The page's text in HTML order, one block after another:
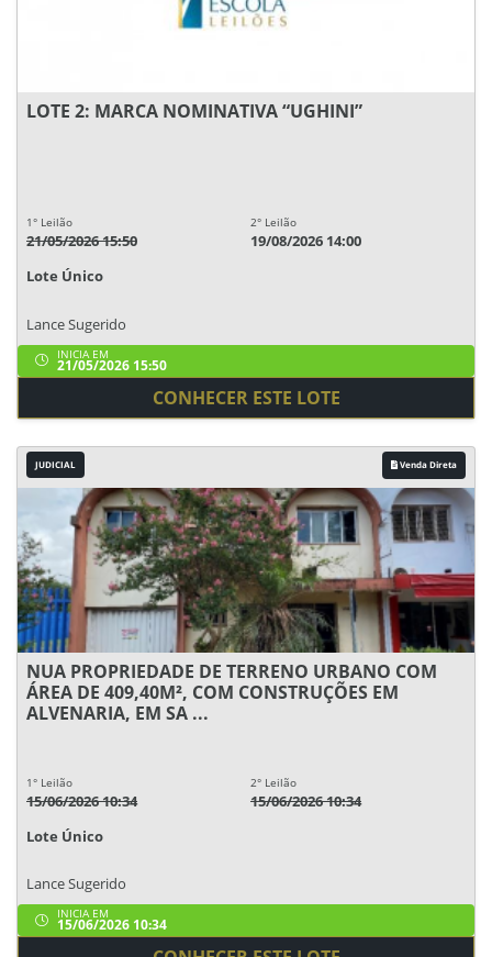
LOTE 2: MARCA NOMINATIVA “UGHINI”
1° Leilão
21/05/2026 15:50
2° Leilão
19/08/2026 14:00
Lote Único
Lance Sugerido
INICIA EM
21/05/2026 15:50
CONHECER ESTE LOTE
JUDICIAL Venda Direta
NUA PROPRIEDADE DE TERRENO URBANO COM
ÁREA DE 409,40M², COM CONSTRUÇÕES EM
ALVENARIA, EM SA ...
1° Leilão
15/06/2026 10:34
2° Leilão
15/06/2026 10:34
Lote Único
Lance Sugerido
INICIA EM
15/06/2026 10:34